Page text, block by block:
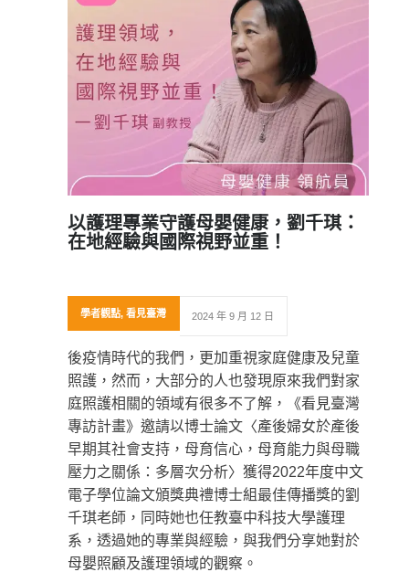
以護理專業守護母嬰健康，劉千琪：
在地經驗與國際視野並重！
學者觀點, 看見臺灣 2024 年 9 月 12 日
後疫情時代的我們，更加重視家庭健康及兒童
照護，然而，大部分的人也發現原來我們對家
庭照護相關的領域有很多不了解，《看見臺灣
專訪計畫》邀請以博士論文〈產後婦女於產後
早期其社會支持，母育信心，母育能力與母職
壓力之關係：多層次分析〉獲得2022年度中文
電子學位論文頒獎典禮博士組最佳傳播獎的劉
千琪老師，同時她也任教臺中科技大學護理
系，透過她的專業與經驗，與我們分享她對於
母嬰照顧及護理領域的觀察。